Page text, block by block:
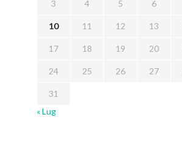
3 4 5 6
10 11 12 13
17 18 19 20
24 25 26 27
31
« Lug